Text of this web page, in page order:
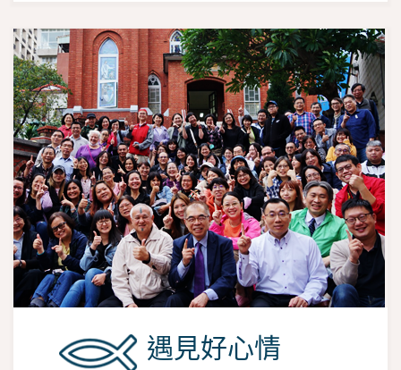
遇見好心情